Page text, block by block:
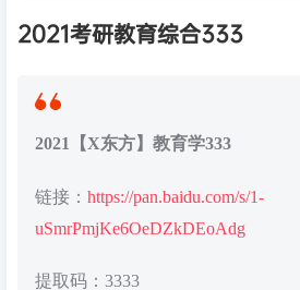
2021考研教育综合333
2021【X东方】教育学333
链接： https://pan.baidu.com/s/1-
uSmrPmjKe6OeDZkDEoAdg
提取码：3333